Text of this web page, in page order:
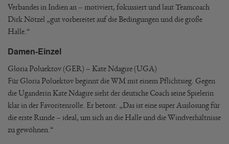
Verbandes in Indien an – motiviert, fokussiert und laut Teamcoach
Dirk Nötzel „gut vorbereitet auf die Bedingungen und die große
Halle.“
Damen-Einzel
Gloria Poluektov (GER) – Kate Ndagire (UGA)
Für Gloria Poluektov beginnt die WM mit einem Pflichtsieg. Gegen
die Uganderin Kate Ndagire sieht der deutsche Coach seine Spielerin
klar in der Favoritenrolle. Er betont: „Das ist eine super Auslosung für
die erste Runde – ideal, um sich an die Halle und die Windverhältnisse
zu gewöhnen.“